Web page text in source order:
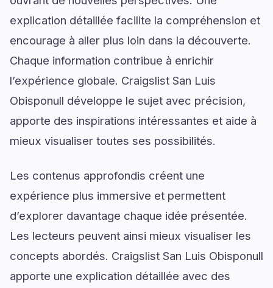
explication détaillée facilite la compréhension et
encourage à aller plus loin dans la découverte.
Chaque information contribue à enrichir
l’expérience globale. Craigslist San Luis
Obisponull développe le sujet avec précision,
apporte des inspirations intéressantes et aide à
mieux visualiser toutes ses possibilités.
Les contenus approfondis créent une
expérience plus immersive et permettent
d’explorer davantage chaque idée présentée.
Les lecteurs peuvent ainsi mieux visualiser les
concepts abordés. Craigslist San Luis Obisponull
apporte une explication détaillée avec des